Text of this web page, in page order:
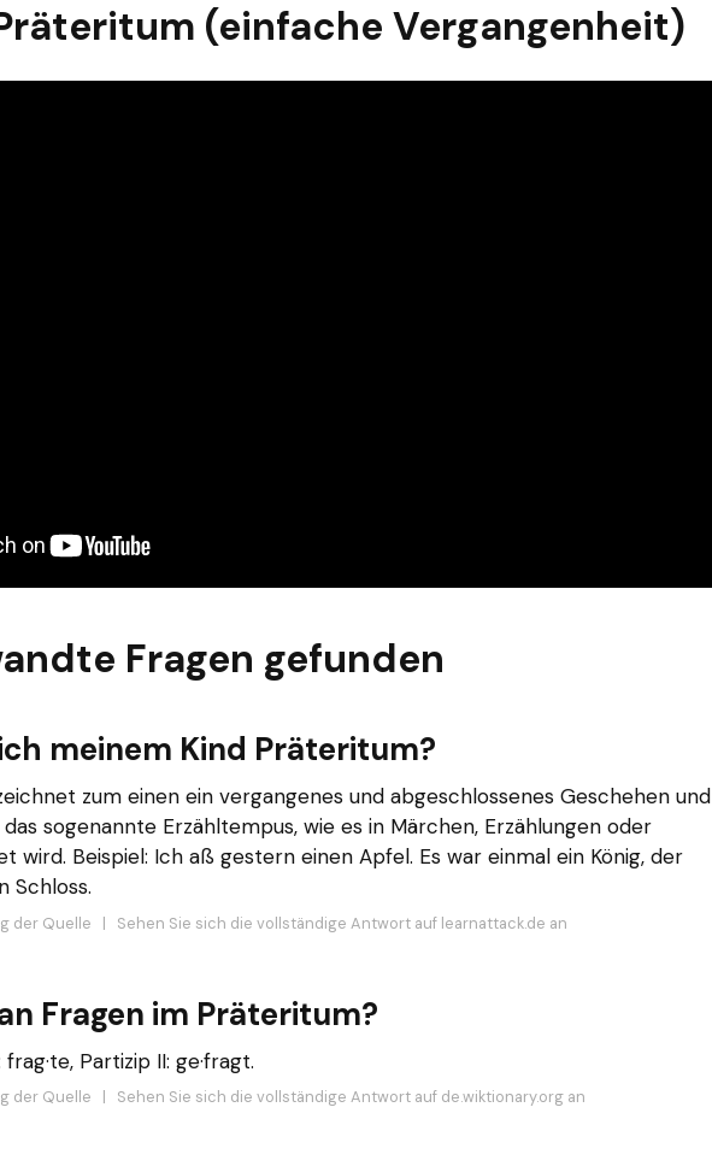
(einfache Vergangenheit)
Fragen gefunden
meinem Kind Präteritum?
zum einen ein vergangenes und abgeschlossenes Geschehen und
sogenannte Erzähltempus, wie es in Märchen, Erzählungen oder
wird. Beispiel: Ich aß gestern einen Apfel. Es war einmal ein König, der
Schloss.
der Quelle | Sehen Sie sich die vollständige Antwort auf learnattack.de an
Fragen im Präteritum?
Partizip II: ge·fragt.
der Quelle Sehen Sie sich die vollständige Antwort auf de.wiktionary.org an